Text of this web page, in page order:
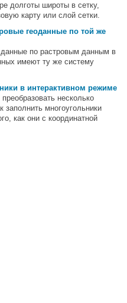
долготы широты в сетку,
карту или слой сетки.
геоданные по той же
по растровым данным в
имеют ту же систему
в интерактивном режиме
несколько
заполнить многоугольники
как они с координатной